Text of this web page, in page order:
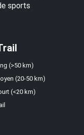
sports
(>50 km)
(20-50 km)
(<20 km)